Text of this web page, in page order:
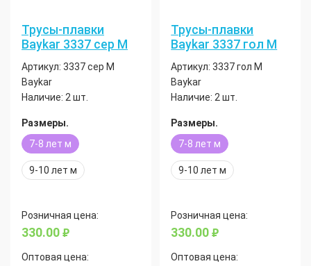
Трусы-плавки
Baykar 3337 сер М
Артикул: 3337 сер М
Baykar
Наличие: 2 шт.
Размеры.
7-8 лет м
9-10 лет м
Розничная цена:
330.00 руб.
Оптовая цена:
Трусы-плавки
Baykar 3337 гол М
Артикул: 3337 гол М
Baykar
Наличие: 2 шт.
Размеры.
7-8 лет м
9-10 лет м
Розничная цена:
330.00руб.
Оптовая цена: